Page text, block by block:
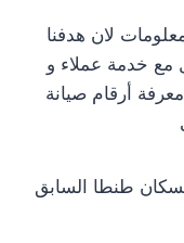
لان هدفنا
مع خدمة عملاء و
أرقام صيانة
طنطا السابق